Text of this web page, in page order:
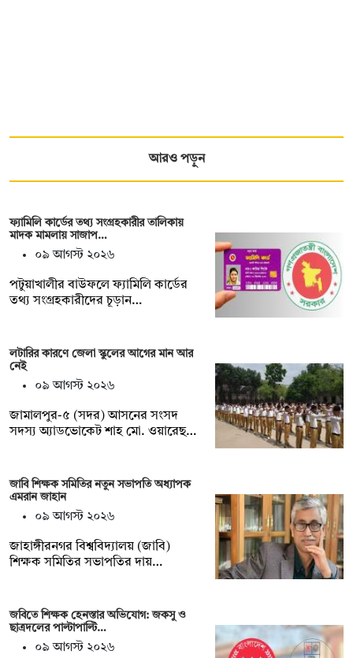
আরও পড়ুন
ফ্যামিলি কার্ডের তথ্য সংগ্রহকারীর তালিকায়
মাদক মামলায় সাজাপ…
০৯ আগস্ট ২০২৬
পটুয়াখালীর বাউফলে ফ্যামিলি কার্ডের
তথ্য সংগ্রহকারীদের চূড়ান…
লটারির কারণে জেলা স্কুলের আগের মান আর
নেই
০৯ আগস্ট ২০২৬
জামালপুর-৫ (সদর) আসনের সংসদ
সদস্য অ্যাডভোকেট শাহ মো. ওয়ারেছ…
জাবি শিক্ষক সমিতির নতুন সভাপতি অধ্যাপক
এমরান জাহান
০৯ আগস্ট ২০২৬
জাহাঙ্গীরনগর বিশ্ববিদ্যালয় (জাবি)
শিক্ষক সমিতির সভাপতির দায়…
জবিতে শিক্ষক হেনস্তার অভিযোগ: জকসু ও
ছাত্রদলের পাল্টাপাল্টি…
০৯ আগস্ট ২০২৬